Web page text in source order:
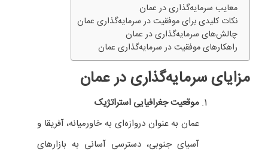
معایب سرمایه‌گذاری در عمان
نکات کلیدی برای موفقیت در سرمایه‌گذاری عمان
چالش‌های سرمایه‌گذاری در عمان
راهکارهای موفقیت در سرمایه‌گذاری عمان
مزایای سرمایه‌گذاری در عمان
موقعیت جغرافیایی استراتژیک
عمان به عنوان دروازه‌ای به خاورمیانه، آفریقا و
آسیای جنوبی، دسترسی آسانی به بازارهای